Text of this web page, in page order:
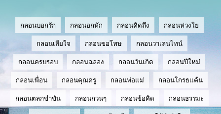
กลอนบอกรัก กลอนอกหัก กลอนคิดถึง กลอนห่วงใย
กลอนเสียใจ กลอนขอโทษ กลอนวาเลนไทน์
กลอนครบรอบ กลอนฉลอง กลอนวันเกิด กลอนปีใหม่
กลอนเพื่อน กลอนคุณครู กลอนพ่อแม่ กลอนโกรธแค้น
กลอนตลกขำขัน กลอนกวนๆ กลอนข้อคิด กลอนธรรมะ